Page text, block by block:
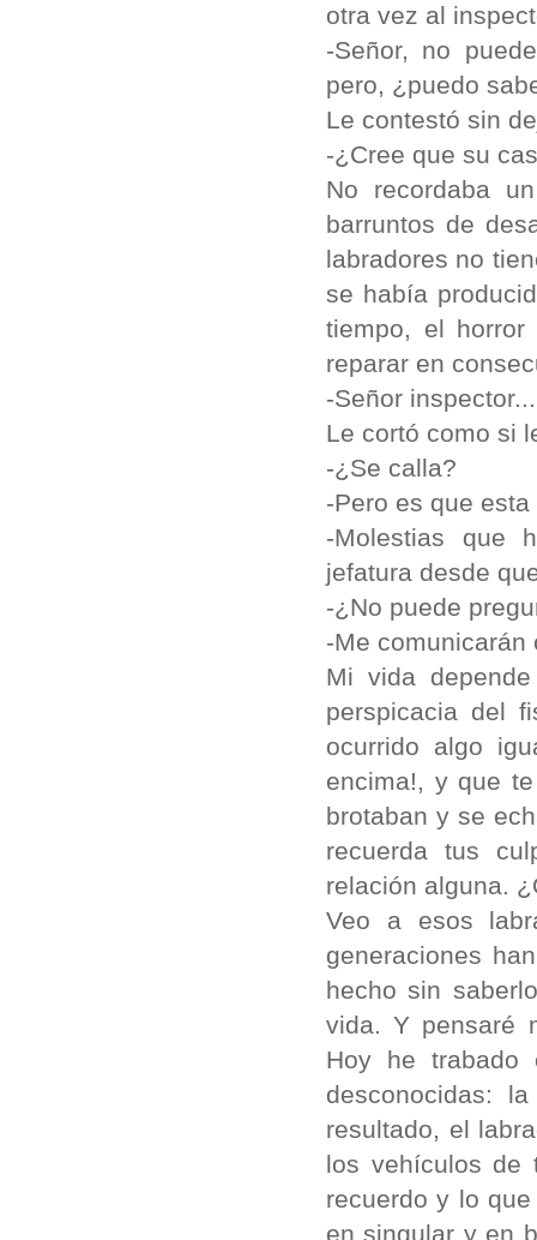
otra vez al
-Señor, no
pero, ¿puedo
Le contestó sin
-¿Cree que su
No recordaba
barruntos de
labradores no
se había
tiempo, el
reparar en
-Señor inspector...
Le cortó como si
-¿Se calla?
-Pero es que esta
-Molestias que
jefatura desde
-¿No puede
-Me comunicarán
Mi vida
perspicacia del
ocurrido algo
encima!, y que
brotaban y se
recuerda tus
relación alguna.
Veo a esos
generaciones
hecho sin
vida. Y pensaré
Hoy he trabado
desconocidas:
resultado, el
los vehículos de
recuerdo y lo
en singular y en